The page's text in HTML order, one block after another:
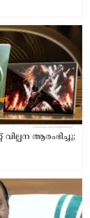
വില്പന ആരംഭിച്ചു;